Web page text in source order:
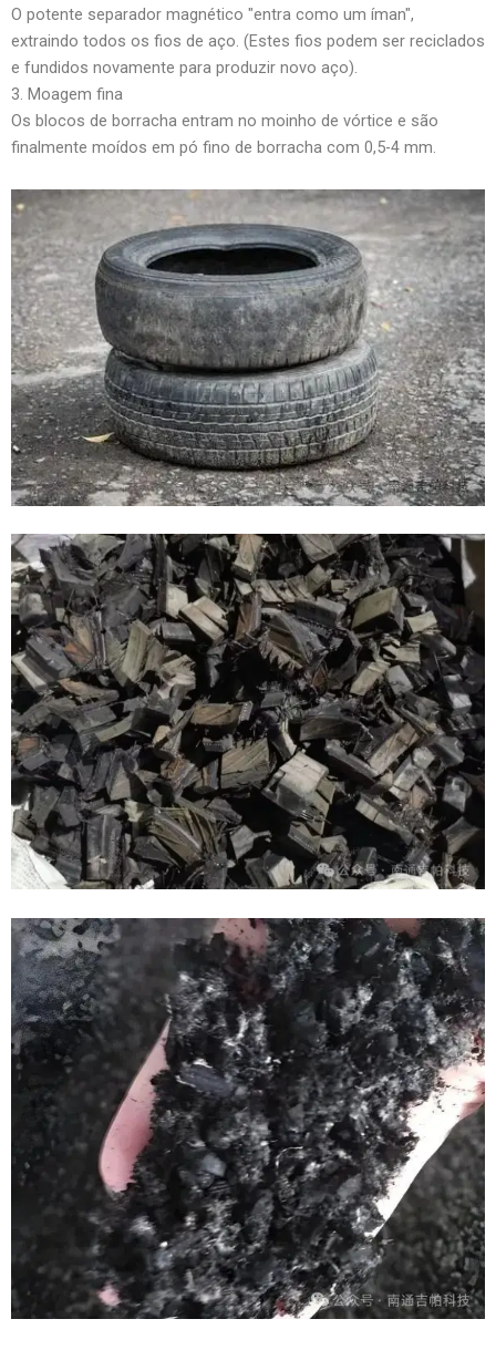
O potente separador magnético "entra como um íman",
extraindo todos os fios de aço. (Estes fios podem ser reciclados
e fundidos novamente para produzir novo aço).
3. Moagem fina
Os blocos de borracha entram no moinho de vórtice e são
finalmente moídos em pó fino de borracha com 0,5-4 mm.